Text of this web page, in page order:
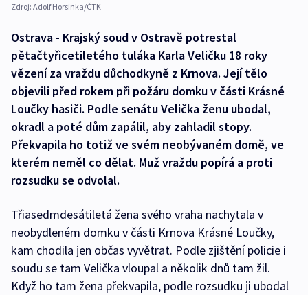
Zdroj: Adolf Horsinka/ČTK
Ostrava - Krajský soud v Ostravě potrestal
pětačtyřicetiletého tuláka Karla Veličku 18 roky
vězení za vraždu důchodkyně z Krnova. Její tělo
objevili před rokem při požáru domku v části Krásné
Loučky hasiči. Podle senátu Velička ženu ubodal,
okradl a poté dům zapálil, aby zahladil stopy.
Překvapila ho totiž ve svém neobývaném domě, ve
kterém neměl co dělat. Muž vraždu popírá a proti
rozsudku se odvolal.
Třiasedmdesátiletá žena svého vraha nachytala v
neobydleném domku v části Krnova Krásné Loučky,
kam chodila jen občas vyvětrat. Podle zjištění policie i
soudu se tam Velička vloupal a několik dnů tam žil.
Když ho tam žena překvapila, podle rozsudku ji ubodal